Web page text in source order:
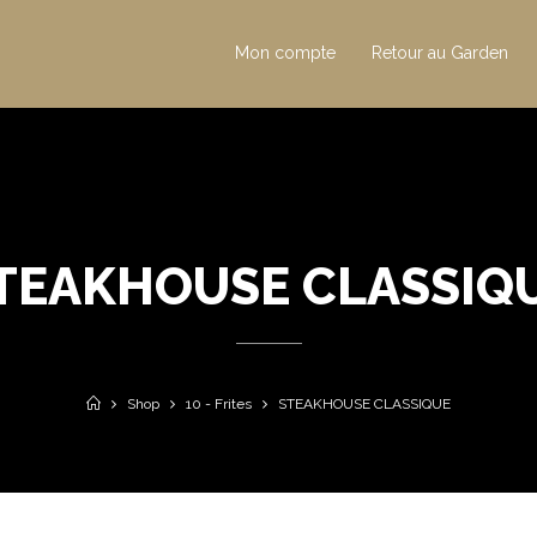
Mon compte Retour au Garden
Shop 10 - Frites STEAKHOUSE CLASSIQUE